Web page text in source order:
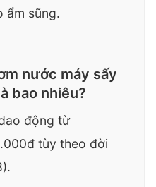
ẩm sũng.
nước máy sấy
bao nhiêu?
động từ
tùy theo đời